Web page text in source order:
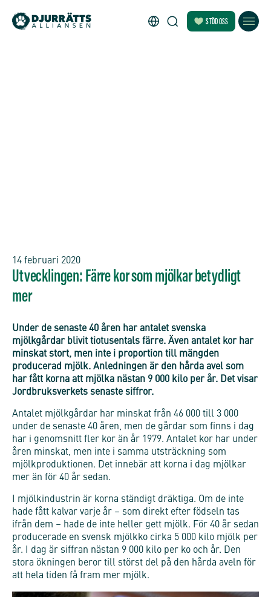
STÖD OSS
14 februari 2020
Utvecklingen: Färre kor som mjölkar betydligt
mer
Under de senaste 40 åren har antalet svenska
mjölkgårdar blivit tiotusentals färre. Även antalet kor har
minskat stort, men inte i proportion till mängden
producerad mjölk. Anledningen är den hårda avel som
har fått korna att mjölka nästan 9 000 kilo per år. Det visar
Jordbruksverkets senaste siffror.
Antalet mjölkgårdar har minskat från 46 000 till 3 000
under de senaste 40 åren, men de gårdar som finns i dag
har i genomsnitt fler kor än år 1979. Antalet kor har under
åren minskat, men inte i samma utsträckning som
mjölkproduktionen. Det innebär att korna i dag mjölkar
mer än för 40 år sedan.
I mjölkindustrin är korna ständigt dräktiga. Om de inte
hade fått kalvar varje år – som direkt efter födseln tas
ifrån dem – hade de inte heller gett mjölk. För 40 år sedan
producerade en svensk mjölkko cirka 5 000 kilo mjölk per
år. I dag är siffran nästan 9 000 kilo per ko och år. Den
stora ökningen beror till störst del på den hårda aveln för
att hela tiden få fram mer mjölk.